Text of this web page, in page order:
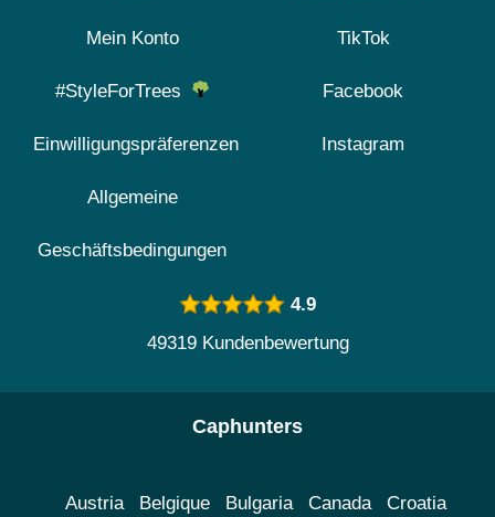
Mein Konto
#StyleForTrees
Einwilligungspräferenzen
Allgemeine
Geschäftsbedingungen
TikTok
Facebook
Instagram
4.9
49319 Kundenbewertung
Caphunters
Austria Belgique Bulgaria Canada Croatia